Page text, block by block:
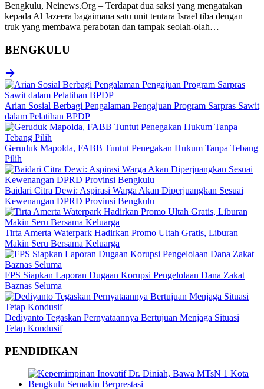
Bengkulu, Neinews.Org – Terdapat dua saksi yang mengatakan
kepada Al Jazeera bagaimana satu unit tentara Israel tiba dengan
truk yang membawa perabotan dan tampak seolah-olah…
BENGKULU
Arian Sosial Berbagi Pengalaman Pengajuan Program Sarpras Sawit
dalam Pelatihan BPDP
Geruduk Mapolda, FABB Tuntut Penegakan Hukum Tanpa Tebang
Pilih
Baidari Citra Dewi: Aspirasi Warga Akan Diperjuangkan Sesuai
Kewenangan DPRD Provinsi Bengkulu
Tirta Amerta Waterpark Hadirkan Promo Ultah Gratis, Liburan
Makin Seru Bersama Keluarga
FPS Siapkan Laporan Dugaan Korupsi Pengelolaan Dana Zakat
Baznas Seluma
Dediyanto Tegaskan Pernyataannya Bertujuan Menjaga Situasi
Tetap Kondusif
PENDIDIKAN